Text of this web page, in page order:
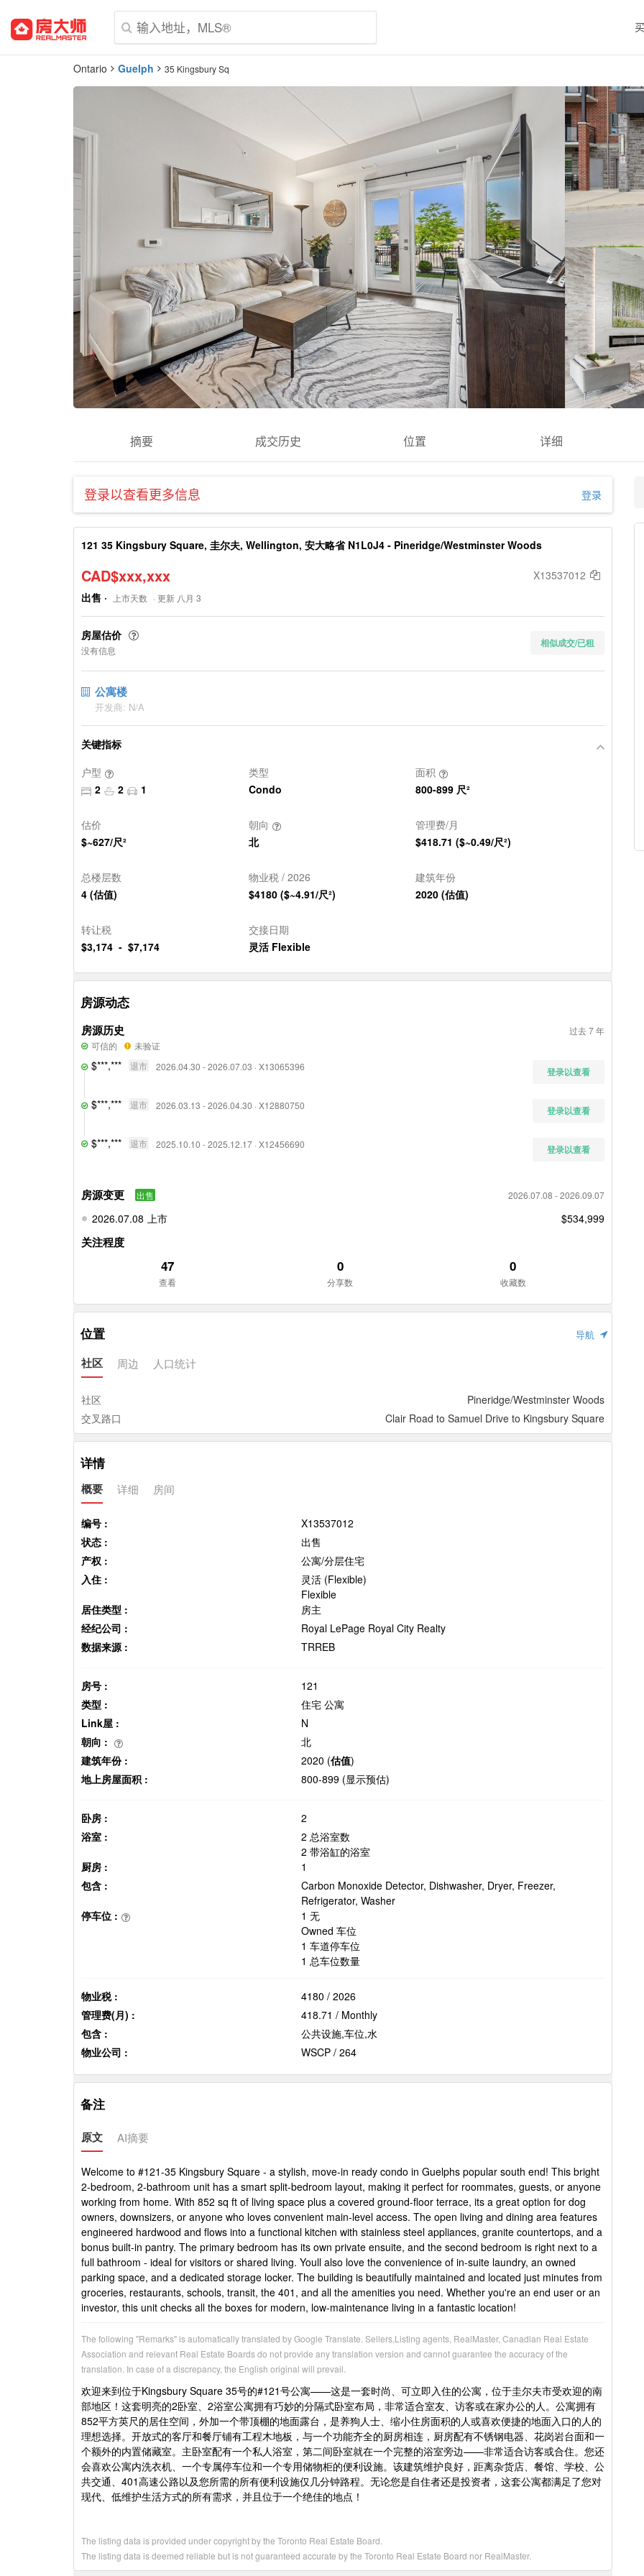
Ontario Guelph 35 Kingsbury Sq
摘要 成交历史 位置 详细
登录以查看更多信息 登录